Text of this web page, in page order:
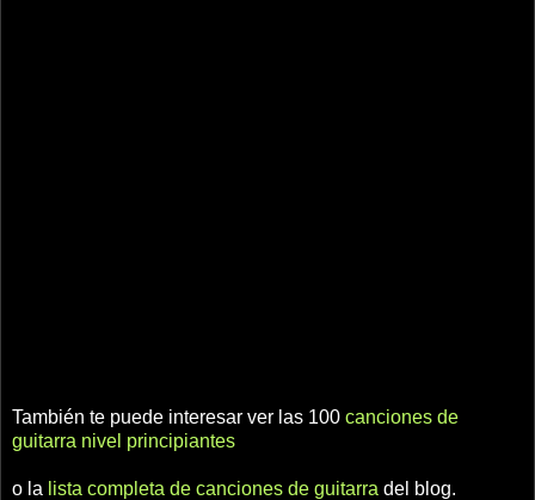
También te puede interesar ver las 100 canciones de
guitarra nivel principiantes
o la lista completa de canciones de guitarra del blog.